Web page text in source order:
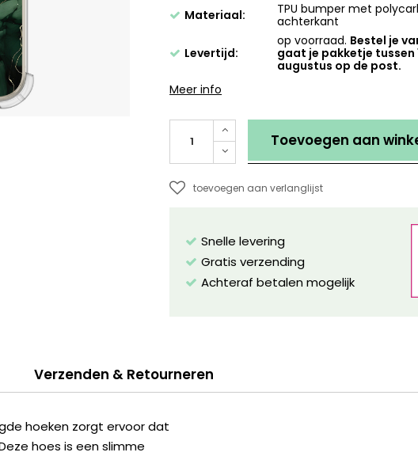
Materiaal:
TPU bumper met
achterkant
Levertijd:
op voorraad. Bestel je
gaat je pakketje tussen
augustus op de post.
Meer info
Toevoegen aan
toevoegen aan verlanglijst
Snelle levering
Gratis verzending
Achteraf betalen mogelijk
Verzenden & Retourneren
hoeken zorgt ervoor dat
hoes is een slimme